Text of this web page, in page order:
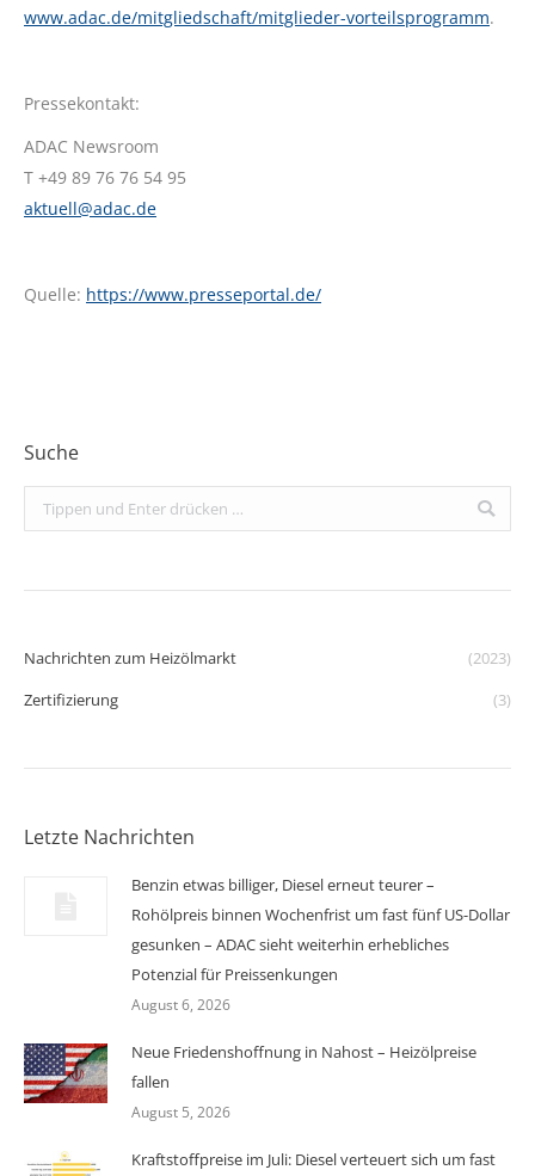
www.adac.de/mitgliedschaft/mitglieder-vorteilsprogramm.
Pressekontakt:
ADAC Newsroom
T +49 89 76 76 54 95
aktuell@adac.de
Quelle: https://www.presseportal.de/
Suche
Search:
Nachrichten zum Heizölmarkt
(2023)
Zertifizierung
(3)
Letzte Nachrichten
Benzin etwas billiger, Diesel erneut teurer –
Rohölpreis binnen Wochenfrist um fast fünf US-Dollar
gesunken – ADAC sieht weiterhin erhebliches
Potenzial für Preissenkungen
August 6, 2026
Neue Friedenshoffnung in Nahost – Heizölpreise
fallen
August 5, 2026
Kraftstoffpreise im Juli: Diesel verteuert sich um fast